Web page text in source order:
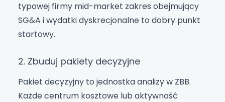
typowej firmy mid-market zakres obejmujący
SG&A i wydatki dyskrecjonalne to dobry punkt
startowy.
2. Zbuduj pakiety decyzyjne
Pakiet decyzyjny to jednostka analizy w ZBB.
Każde centrum kosztowe lub aktywność